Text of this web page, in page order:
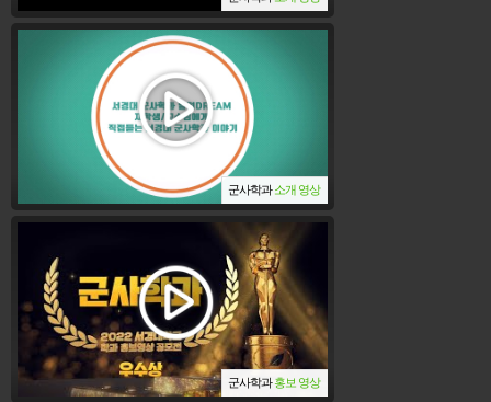
군사학과소개 영상
군사학과홍보 영상